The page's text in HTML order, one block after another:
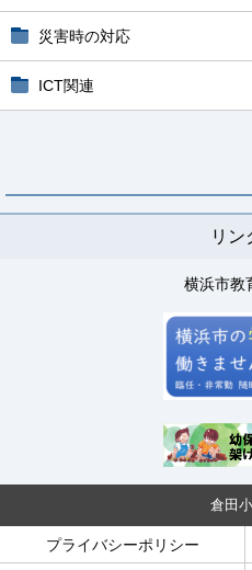
災害時の対応
ICT関連
リン
横浜市教
倉田
プライバシーポリシー